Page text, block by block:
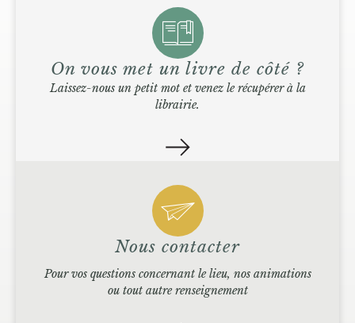
On vous met un livre de côté ?
Laissez-nous un petit mot et venez le récupérer à la
librairie.
Nous contacter
Pour vos questions concernant le lieu, nos animations
ou tout autre renseignement